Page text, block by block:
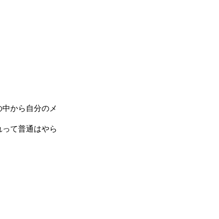
から自分のメ
て普通はやら